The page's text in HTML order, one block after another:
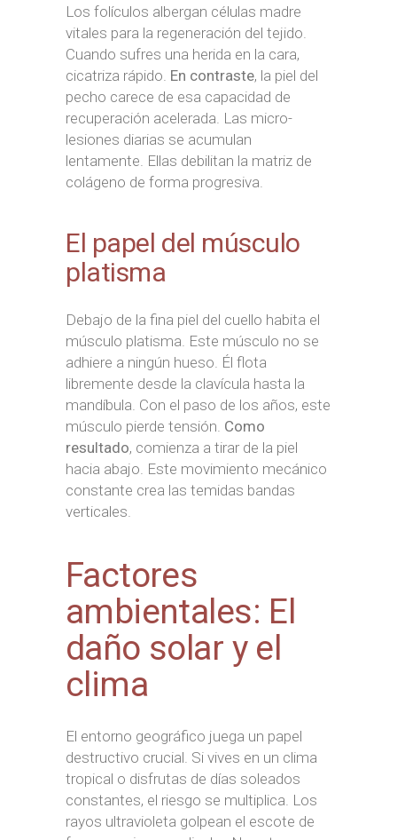
Los folículos albergan células madre
vitales para la regeneración del tejido.
Cuando sufres una herida en la cara,
cicatriza rápido. En contraste, la piel del
pecho carece de esa capacidad de
recuperación acelerada. Las micro-
lesiones diarias se acumulan
lentamente. Ellas debilitan la matriz de
colágeno de forma progresiva.
El papel del músculo
platisma
Debajo de la fina piel del cuello habita el
músculo platisma. Este músculo no se
adhiere a ningún hueso. Él flota
libremente desde la clavícula hasta la
mandíbula. Con el paso de los años, este
músculo pierde tensión. Como
resultado, comienza a tirar de la piel
hacia abajo. Este movimiento mecánico
constante crea las temidas bandas
verticales.
Factores
ambientales: El
daño solar y el
clima
El entorno geográfico juega un papel
destructivo crucial. Si vives en un clima
tropical o disfrutas de días soleados
constantes, el riesgo se multiplica. Los
rayos ultravioleta golpean el escote de